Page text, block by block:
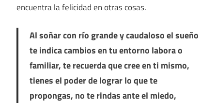
encuentra la felicidad en otras cosas.
Al soñar con río grande y caudaloso el sueño
te indica cambios en tu entorno labora o
familiar, te recuerda que cree en ti mismo,
tienes el poder de lograr lo que te
propongas, no te rindas ante el miedo,